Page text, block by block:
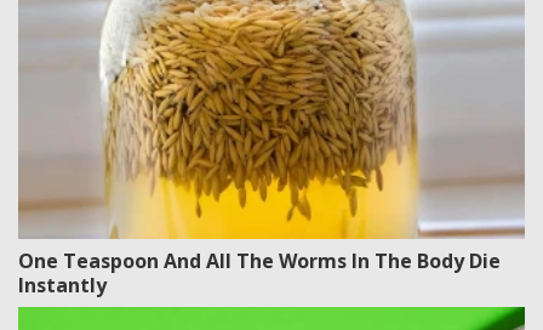
One Teaspoon And All The Worms In The Body Die
Instantly